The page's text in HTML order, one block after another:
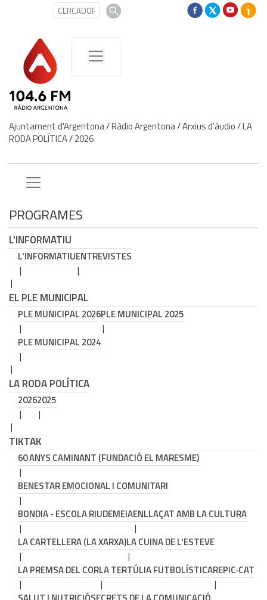
Ajuntament d'Argentona/Ràdio Argentona/Arxius d'àudio/LA
RODA POLÍTICA/2026
PROGRAMES
L'INFORMATIU
L'INFORMATIUENTREVISTES
EL PLE MUNICIPAL
PLE MUNICIPAL 2026PLE MUNICIPAL 2025
PLE MUNICIPAL 2024
LA RODA POLÍTICA
20262025
TIKTAK
60 ANYS CAMINANT (FUNDACIÓ EL MARESME)
BENESTAR EMOCIONAL I COMUNITARI
BONDIA - ESCOLA RIUDEMEIAENLLAÇAT AMB LA CULTURA
LA CARTELLERA (LA XARXA)LA CUINA DE L'ESTEVE
LA PREMSA DEL CORLA TERTÚLIA FUTBOLÍSTICAREPIC·CAT